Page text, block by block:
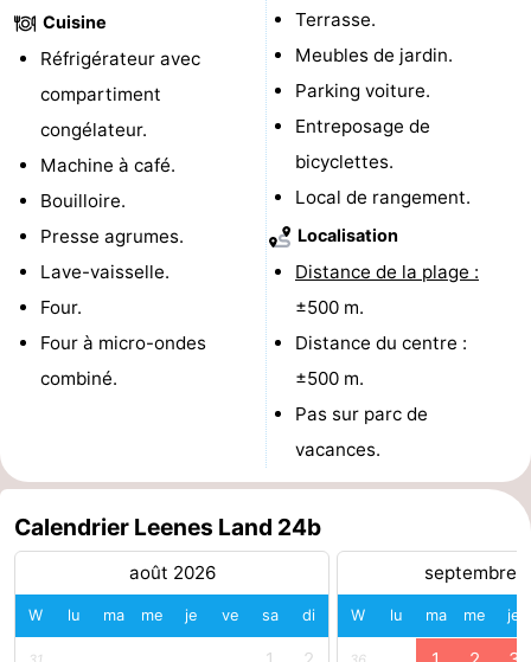
Route
-
Stationnement
Adresses
Médicales
Région
Zeeland
Schouwen-
Duiveland
Renesse
Bruinisse
-
Zierikzee
-
Nature
Oosterschelde
-
Burgh
Cuisine
Réfrigérateur avec
compartiment
congélateur.
Machine à café.
Bouilloire.
Presse agrumes.
Lave-vaisselle.
Four.
Four à micro-ondes
combiné.
Terrasse.
Meubles de jardin.
Parking voiture.
Entreposage de
bicyclettes.
Local de rangement.
Localisation
Distance de la plage :
±500 m.
Distance du centre :
±500 m.
Pas sur parc de
vacances.
Calendrier Leenes Land 24b
août 2026
W lu ma me je ve sa di
septembre
W lu ma me je